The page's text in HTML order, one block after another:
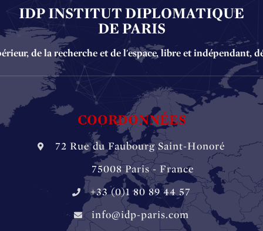
IDP INSTITUT DIPLOMATIQUE
DE PARIS
de la recherche et de l'espace, libre et indépendant,
COORDONNÉES
72 Rue du Faubourg Saint-Honoré
‏‏‎ ‏‏‎ ‏‏‎ ‏‏‎ ‎‎‎‎‏‏‎ 75008 Paris - France
+33 (0)1 80 89 44 57
info@idp-paris.com